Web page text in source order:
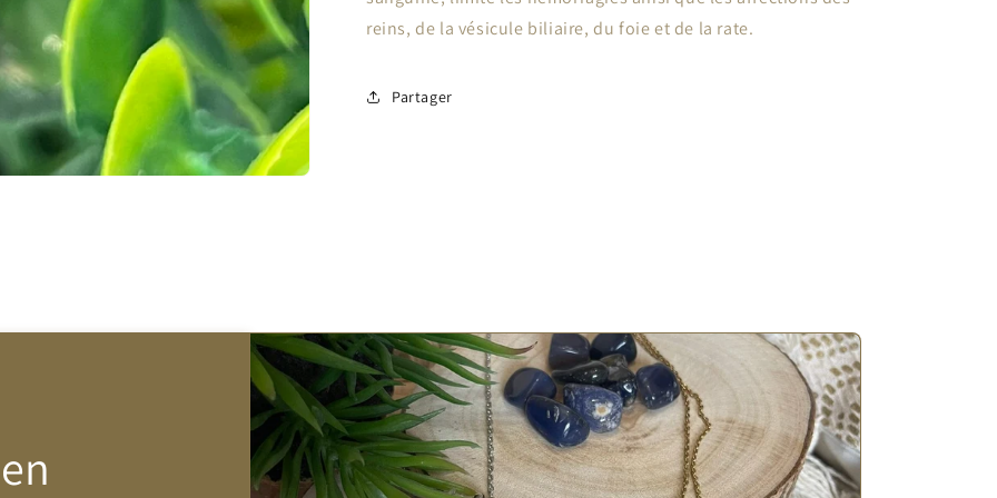
reins, de la vésicule biliaire, du foie et de la rate.
Partager